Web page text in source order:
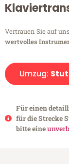
Vertrauen Sie auf
wertvolles
Umzug:
Für einen
für die Strecke
bitte eine